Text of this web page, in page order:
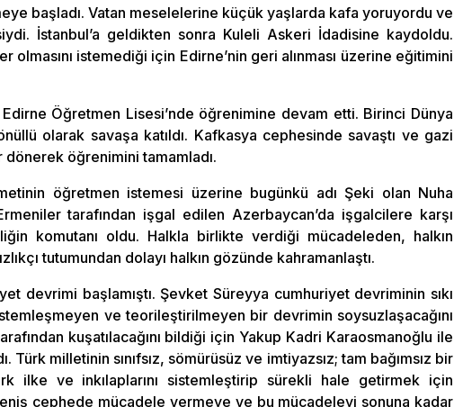
başladı. Vatan meselelerine küçük yaşlarda kafa yoruyordu ve
İstanbul’a geldikten sonra Kuleli Askeri İdadisine kaydoldu.
olmasını istemediği için Edirne’nin geri alınması üzerine eğitimini
Edirne Öğretmen Lisesi’nde öğrenimine devam etti. Birinci Dünya
olarak savaşa katıldı. Kafkasya cephesinde savaştı ve gazi
öğrenimini tamamladı.
öğretmen istemesi üzerine bugünkü adı Şeki olan Nuha
tarafından işgal edilen Azerbaycan’da işgalcilere karşı
komutanı oldu. Halkla birlikte verdiği mücadeleden, halkın
tutumundan dolayı halkın gözünde kahramanlaştı.
devrimi başlamıştı. Şevket Süreyya cumhuriyet devriminin sıkı
ve teorileştirilmeyen bir devrimin soysuzlaşacağını
kuşatılacağını bildiği için Yakup Kadri Karaosmanoğlu ile
Türk milletinin sınıfsız, sömürüsüz ve imtiyazsız; tam bağımsız bir
ilke ve inkılaplarını sistemleştirip sürekli hale getirmek için
cephede mücadele vermeye ve bu mücadeleyi sonuna kadar